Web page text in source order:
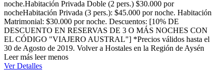
noche.Habitación Privada Doble (2 pers.) $30.000 por
nocheHabitación Privada (3 pers.): $45.000 por noche. Habitación
Matrimonial: $30.000 por noche. Descuentos: [10% DE
DESCUENTO EN RESERVAS DE 3 O MÁS NOCHES CON
EL CÓDIGO "VIAJERO AUSTRAL"] *Precios válidos hasta el
30 de Agosto de 2019. Volver a Hostales en la Región de Aysén
Leer más leer menos
Ver Detalles